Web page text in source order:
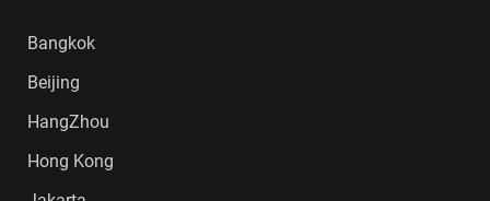
Bangkok
Beijing
HangZhou
Hong Kong